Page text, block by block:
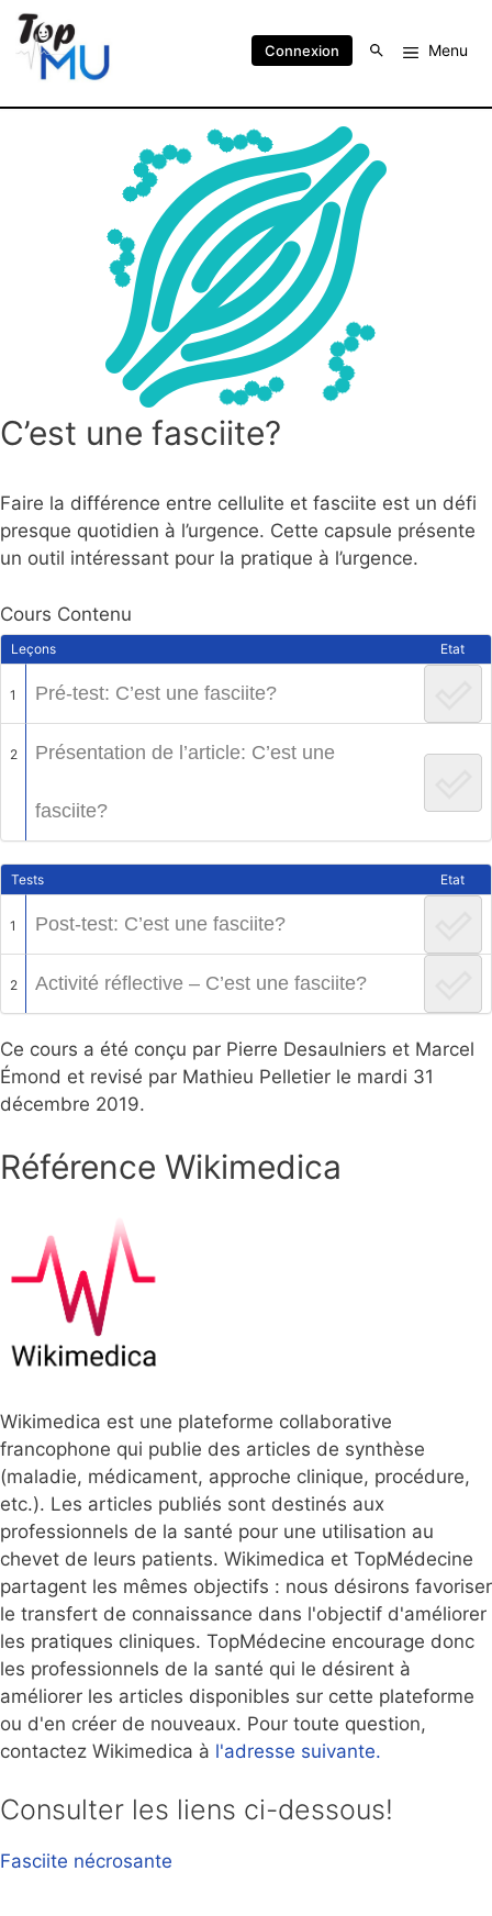
Connexion Menu
C’est une fasciite?
Faire la différence entre cellulite et fasciite est un défi
presque quotidien à l’urgence. Cette capsule présente
un outil intéressant pour la pratique à l’urgence.
Cours Contenu
Leçons Etat
1 Pré-test: C’est une fasciite?
2 Présentation de l’article: C’est une
fasciite?
Tests Etat
1 Post-test: C’est une fasciite?
2 Activité réflective – C’est une fasciite?
Ce cours a été conçu par Pierre Desaulniers et Marcel
Émond et revisé par Mathieu Pelletier le mardi 31
décembre 2019.
Référence Wikimedica
Wikimedica est une plateforme collaborative
francophone qui publie des articles de synthèse
(maladie, médicament, approche clinique, procédure,
etc.). Les articles publiés sont destinés aux
professionnels de la santé pour une utilisation au
chevet de leurs patients. Wikimedica et TopMédecine
partagent les mêmes objectifs : nous désirons favoriser
le transfert de connaissance dans l'objectif d'améliorer
les pratiques cliniques. TopMédecine encourage donc
les professionnels de la santé qui le désirent à
améliorer les articles disponibles sur cette plateforme
ou d'en créer de nouveaux. Pour toute question,
contactez Wikimedica à l'adresse suivante.
Consulter les liens ci-dessous!
Fasciite nécrosante